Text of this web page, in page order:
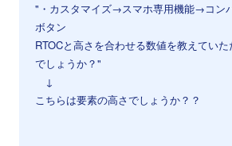
"・カスタマイズ→スマホ専用機能→コン
ボタン
RTOCと高さを合わせる数値を教えていた
でしょうか？"
↓
こちらは要素の高さでしょうか？？